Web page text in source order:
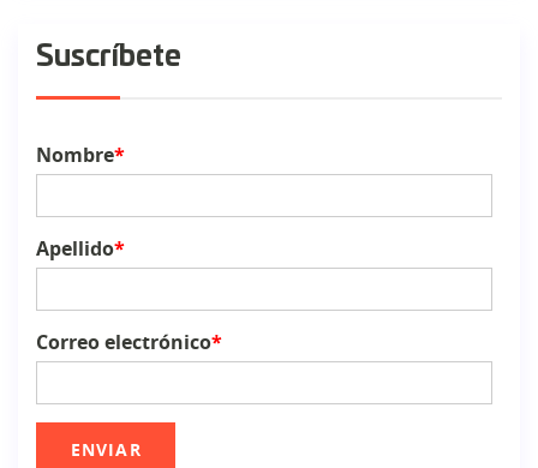
Suscríbete
Nombre*
Apellido*
Correo electrónico*